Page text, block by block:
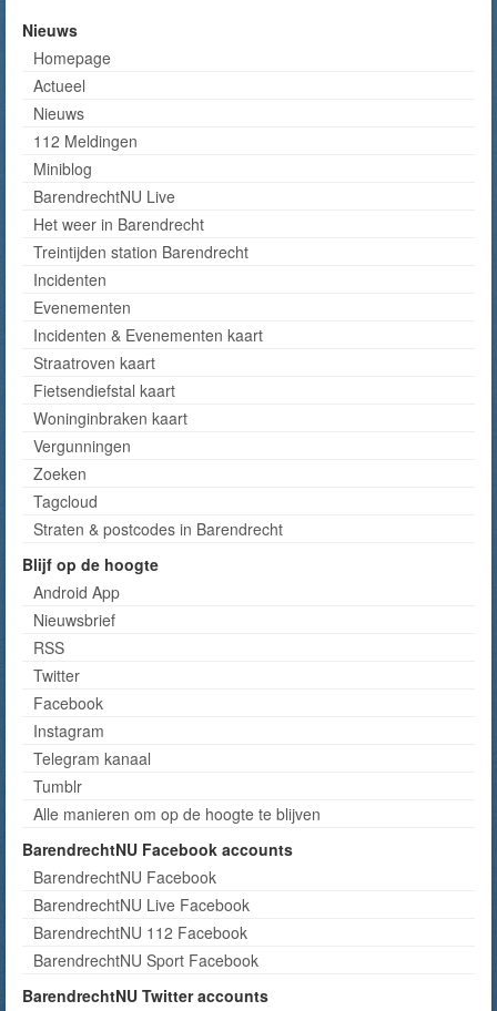
Nieuws
Homepage
Actueel
Nieuws
112 Meldingen
Miniblog
BarendrechtNU Live
Het weer in Barendrecht
Treintijden station Barendrecht
Incidenten
Evenementen
Incidenten & Evenementen kaart
Straatroven kaart
Fietsendiefstal kaart
Woninginbraken kaart
Vergunningen
Zoeken
Tagcloud
Straten & postcodes in Barendrecht
Blijf op de hoogte
Android App
Nieuwsbrief
RSS
Twitter
Facebook
Instagram
Telegram kanaal
Tumblr
Alle manieren om op de hoogte te blijven
BarendrechtNU Facebook accounts
BarendrechtNU Facebook
BarendrechtNU Live Facebook
BarendrechtNU 112 Facebook
BarendrechtNU Sport Facebook
BarendrechtNU Twitter accounts